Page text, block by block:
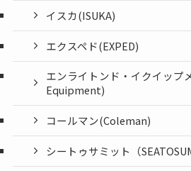
イスカ(ISUKA)
エクスペド(EXPED)
エンライトンド・イクイッ
Equipment)
コールマン(Coleman)
シートゥサミット（